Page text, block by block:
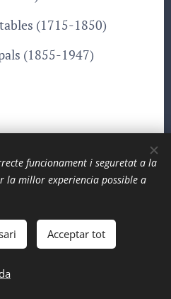
(1715-1850)
(1855-1947)
2017-2026
funcionament i seguretat a la
la millor experiencia possible a
Acceptar tot